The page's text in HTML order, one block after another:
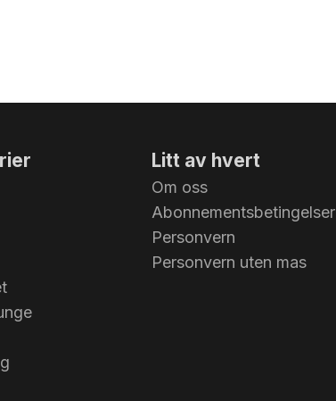
Litt av hvert
Om oss
Abonnementsbetingelser
Personvern
Personvern uten mas